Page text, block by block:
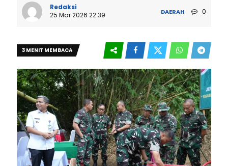
Redaksi
25 Mar 2026 22:39
DAERAH 0
3 MENIT MEMBACA